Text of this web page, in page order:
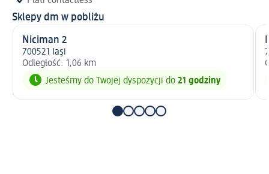
Sklepy dm w pobliżu
Niciman 2
700521 Iaşi
Odległość: 1,06 km
Jesteśmy do Twojej dyspozycji do 21 godziny